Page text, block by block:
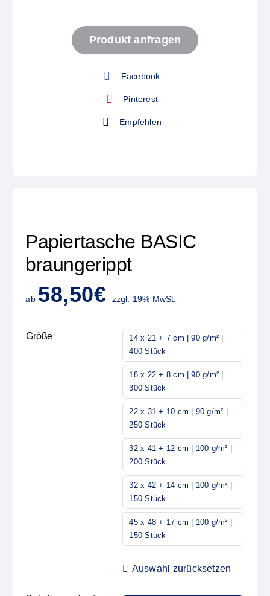
Produkt anfragen
Facebook
Pinterest
Empfehlen
Papiertasche BASIC
braungerippt
ab 58,50€ zzgl. 19% MwSt.
Größe
14 x 21 + 7 cm | 90 g/m² |
400 Stück
18 x 22 + 8 cm | 90 g/m² |
300 Stück
22 x 31 + 10 cm | 90 g/m² |
250 Stück
32 x 41 + 12 cm | 100 g/m² |
200 Stück
32 x 42 + 14 cm | 100 g/m² |
150 Stück
45 x 48 + 17 cm | 100 g/m² |
150 Stück
Auswahl zurücksetzen